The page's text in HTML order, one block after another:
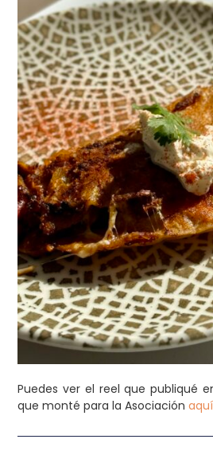
Puedes ver el reel que publiqué
que monté para la Asociaciónaquí